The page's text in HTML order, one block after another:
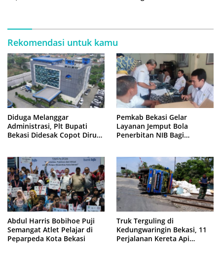
Rekomendasi untuk kamu
Diduga Melanggar
Administrasi, Plt Bupati
Bekasi Didesak Copot Dirum
Pemkab Bekasi Gelar
Layanan Jemput Bola
Penerbitan NIB Bagi
Abdul Harris Bobihoe Puji
Semangat Atlet Pelajar di
Peparpeda Kota Bekasi
Truk Terguling di
Kedungwaringin Bekasi, 11
Perjalanan Kereta Api